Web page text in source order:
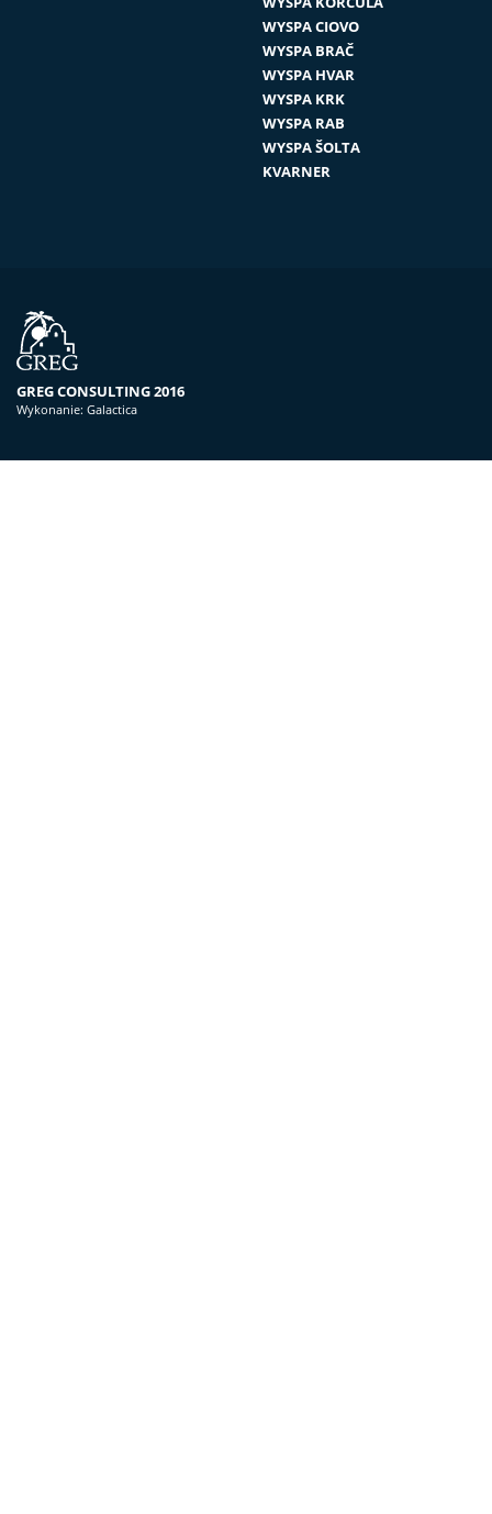
WYSPA CIOVO
WYSPA BRAČ
WYSPA HVAR
WYSPA KRK
WYSPA RAB
WYSPA ŠOLTA
KVARNER
GREG CONSULTING 2016
Wykonanie: Galactica